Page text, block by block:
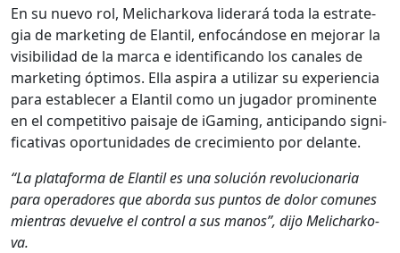
En su nue­vo rol, Melicharko­va lid­er­ará toda la estrate­
gia de mar­ket­ing de Elan­til, enfocán­dose en mejo­rar la
vis­i­bil­i­dad de la mar­ca e iden­ti­f­i­can­do los canales de
mar­ket­ing ópti­mos. Ella aspi­ra a uti­lizar su expe­ri­en­cia
para estable­cer a Elan­til como un jugador promi­nente
en el com­pet­i­ti­vo paisaje de iGam­ing, antic­i­pan­do sig­ni­
fica­ti­vas opor­tu­nidades de crec­imien­to por delante.
“La platafor­ma de Elan­til es una solu­ción rev­olu­cionar­ia
para oper­adores que abor­da sus pun­tos de dolor comunes
mien­tras devuelve el con­trol a sus manos”, dijo Melicharko­
va.